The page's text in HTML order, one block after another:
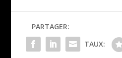
PARTAGER:
TAUX: